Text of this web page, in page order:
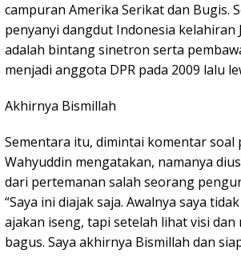
campuran Amerika Serikat dan Bugis.
penyanyi dangdut Indonesia kelahiran
adalah bintang sinetron serta
menjadi anggota DPR pada 2009 lalu
Akhirnya Bismillah
Sementara itu, dimintai komentar
Wahyuddin mengatakan, namanya
dari pertemanan salah seorang
“Saya ini diajak saja. Awalnya saya
ajakan iseng, tapi setelah lihat visi
bagus. Saya akhirnya Bismillah dan